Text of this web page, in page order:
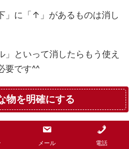
」に「↑」があるものは消し
」といって消したらもう使え
要です^^
物を明確にする
メール 電話